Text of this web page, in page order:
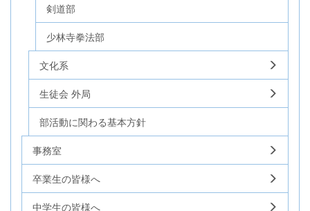
剣道部
少林寺拳法部
文化系
生徒会 外局
部活動に関わる基本方針
事務室
卒業生の皆様へ
中学生の皆様へ